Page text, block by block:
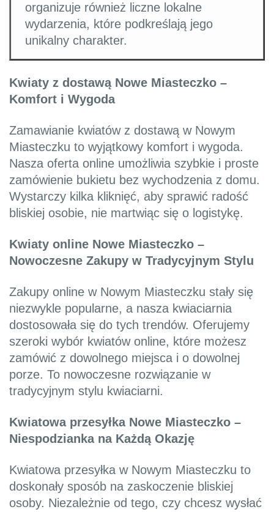
organizuje również liczne lokalne
wydarzenia, które podkreślają jego
unikalny charakter.
Kwiaty z dostawą Nowe Miasteczko –
Komfort i Wygoda
Zamawianie kwiatów z dostawą w Nowym
Miasteczku to wyjątkowy komfort i wygoda.
Nasza oferta online umożliwia szybkie i proste
zamówienie bukietu bez wychodzenia z domu.
Wystarczy kilka kliknięć, aby sprawić radość
bliskiej osobie, nie martwiąc się o logistykę.
Kwiaty online Nowe Miasteczko –
Nowoczesne Zakupy w Tradycyjnym Stylu
Zakupy online w Nowym Miasteczku stały się
niezwykle popularne, a nasza kwiaciarnia
dostosowała się do tych trendów. Oferujemy
szeroki wybór kwiatów online, które możesz
zamówić z dowolnego miejsca i o dowolnej
porze. To nowoczesne rozwiązanie w
tradycyjnym stylu kwiaciarni.
Kwiatowa przesyłka Nowe Miasteczko –
Niespodzianka na Każdą Okazję
Kwiatowa przesyłka w Nowym Miasteczku to
doskonały sposób na zaskoczenie bliskiej
osoby. Niezależnie od tego, czy chcesz wysłać